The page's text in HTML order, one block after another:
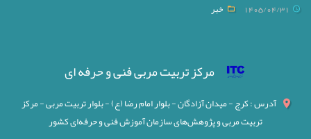
1405/04/31 خبر
مرکز تربیت مربی فنی و حرفه ای
آدرس : کرج - میدان آزادگان - بلوار امام رضا (ع) - بلوار تربیت مربی - مرکز
تربیت مربی و پژوهش‌های سازمان آموزش فنی و حرفه‌ای کشور